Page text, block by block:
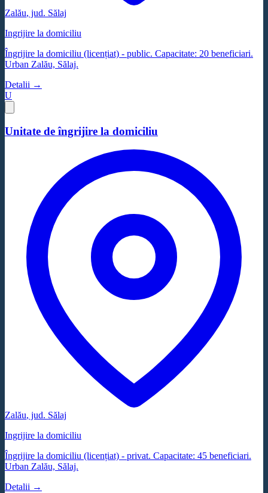
Zalău, jud. Sălaj
Ingrijire la domiciliu
Îngrijire la domiciliu (licențiat) - public. Capacitate: 20 beneficiari.
Urban Zalău, Sălaj.
Detalii →
U
Unitate de îngrijire la domiciliu
Zalău, jud. Sălaj
Ingrijire la domiciliu
Îngrijire la domiciliu (licențiat) - privat. Capacitate: 45 beneficiari.
Urban Zalău, Sălaj.
Detalii →